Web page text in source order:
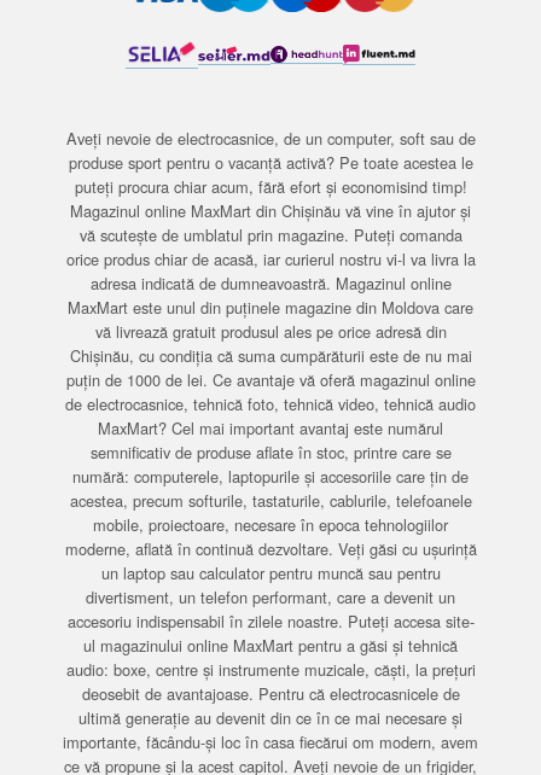
Aveți nevoie de electrocasnice, de un computer, soft sau de
produse sport pentru o vacanță activă? Pe toate acestea le
puteți procura chiar acum, fără efort și economisind timp!
Magazinul online MaxMart din Chișinău vă vine în ajutor și
vă scutește de umblatul prin magazine. Puteți comanda
orice produs chiar de acasă, iar curierul nostru vi-l va livra la
adresa indicată de dumneavoastră. Magazinul online
MaxMart este unul din puținele magazine din Moldova care
vă livrează gratuit produsul ales pe orice adresă din
Chișinău, cu condiția că suma cumpărăturii este de nu mai
puțin de 1000 de lei. Ce avantaje vă oferă magazinul online
de electrocasnice, tehnică foto, tehnică video, tehnică audio
MaxMart? Cel mai important avantaj este numărul
semnificativ de produse aflate în stoc, printre care se
numără: computerele, laptopurile și accesoriile care țin de
acestea, precum softurile, tastaturile, cablurile, telefoanele
mobile, proiectoare, necesare în epoca tehnologiilor
moderne, aflată în continuă dezvoltare. Veți găsi cu ușurință
un laptop sau calculator pentru muncă sau pentru
divertisment, un telefon performant, care a devenit un
accesoriu indispensabil în zilele noastre. Puteți accesa site-
ul magazinului online MaxMart pentru a găsi și tehnică
audio: boxe, centre și instrumente muzicale, căști, la prețuri
deosebit de avantajoase. Pentru că electrocasnicele de
ultimă generație au devenit din ce în ce mai necesare și
importante, făcându-și loc în casa fiecărui om modern, avem
ce vă propune și la acest capitol. Aveți nevoie de un frigider,